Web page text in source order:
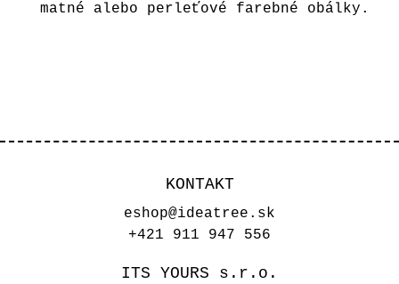
matné alebo perleťové farebné obálky .
KONTAKT
eshop@ideatree.sk
+421 911 947 556
ITS YOURS s.r.o.